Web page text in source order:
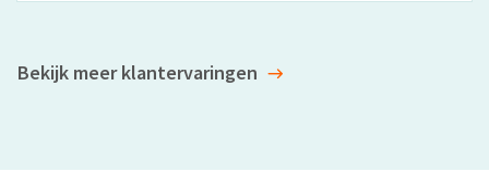
Bekijk meer klantervaringen